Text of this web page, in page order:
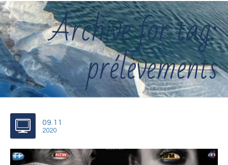
Archive for tag:
prélèvements
09.11
2020